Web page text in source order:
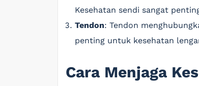
Kesehatan sendi sangat
Tendon: Tendon
penting untuk kesehatan
Cara Menjaga